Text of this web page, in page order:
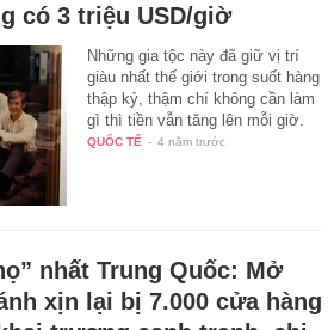
có 3 triệu USD/giờ
Những gia tộc này đã giữ vị trí
giàu nhất thế giới trong suốt hàng
thập kỷ, thậm chí không cần làm
gì thì tiền vẫn tăng lên mỗi giờ.
QUỐC TẾ - 4 năm trước
nhất Trung Quốc: Mở
xịn lại bị 7.000 cửa hàng